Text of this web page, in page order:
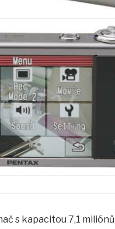
s kapacitou 7,1